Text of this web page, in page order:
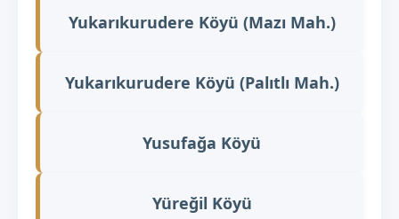
Yukarıkurudere Köyü (Mazı Mah.)
Yukarıkurudere Köyü (Palıtlı Mah.)
Yusufağa Köyü
Yüreğil Köyü